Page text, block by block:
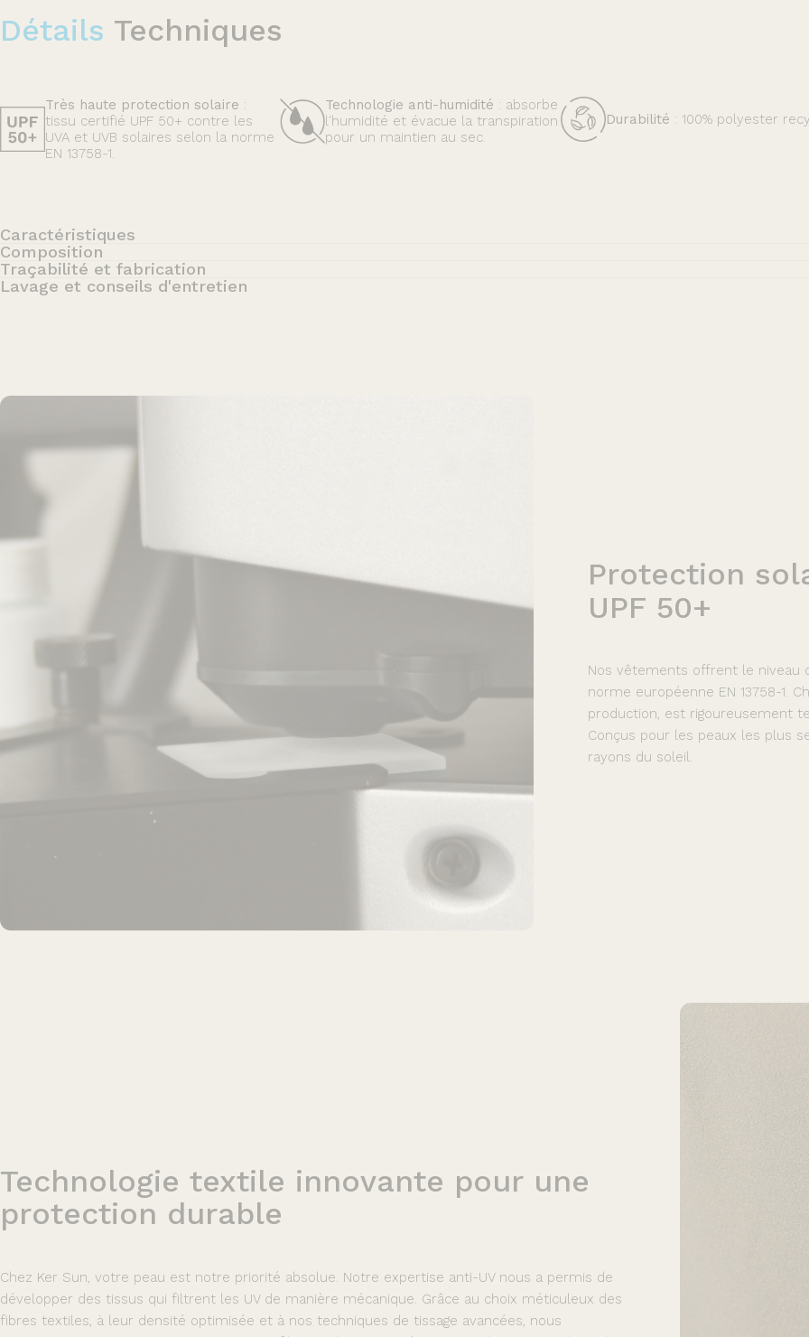
Détails Techniques
Très haute protection solaire :
tissu certifié UPF 50+ contre les
UVA et UVB solaires selon la norme
EN 13758-1.
Technologie anti-humidité : absorbe
l'humidité et évacue la transpiration
pour un maintien au sec.
Durabilité : 100% polyester
Caractéristiques
Composition
Traçabilité et fabrication
Lavage et conseils d'entretien
Protection
UPF 50+
Nos vêtements offrent le niveau
norme européenne EN 13758-1.
production, est rigoureusement
Conçus pour les peaux les plus
rayons du soleil.
Technologie textile innovante pour une
protection durable
Chez Ker Sun, votre peau est notre priorité absolue. Notre expertise anti-UV nous a permis de
développer des tissus qui filtrent les UV de manière mécanique. Grâce au choix méticuleux des
fibres textiles, à leur densité optimisée et à nos techniques de tissage avancées, nous